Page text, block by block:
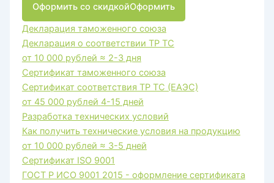
Оформить со скидкойОформить
Декларация таможенного союза
Декларация о соответствии ТР ТС
от 10 000 рублей ≈ 2-3 дня
Сертификат таможенного союза
Сертификат соответствия ТР ТС (ЕАЭС)
от 45 000 рублей 4-15 дней
Разработка технических условий
Как получить технические условия на продукцию
от 10 000 рублей ≈ 3-5 дней
Сертификат ISO 9001
ГОСТ Р ИСО 9001 2015 - оформление сертификата